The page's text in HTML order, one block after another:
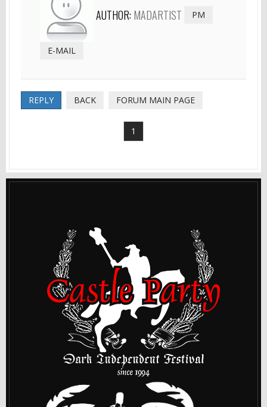
AUTHOR: MADARTIST PM
E-MAIL
REPLY BACK FORUM MAIN PAGE
1